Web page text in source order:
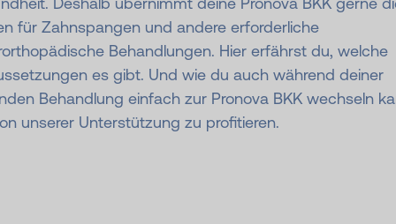
für Zahnspangen und andere erforderliche
Behandlungen. Hier erfährst du, welche
es gibt. Und wie du auch während deiner
Behandlung einfach zur Pronova BKK wechseln
unserer Unterstützung zu profitieren.